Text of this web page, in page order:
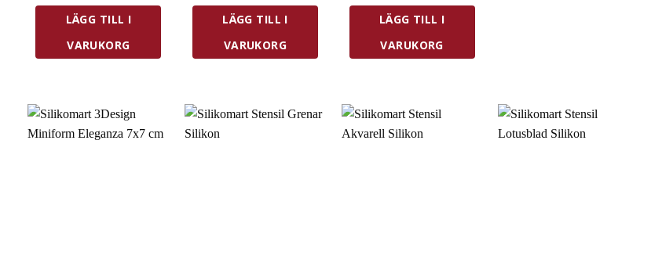
LÄGG TILL I
VARUKORG
LÄGG TILL I
VARUKORG
LÄGG TILL I
VARUKORG